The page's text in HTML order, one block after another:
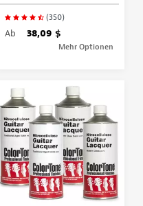
(350)
Ab 38,09 $
Mehr Optionen